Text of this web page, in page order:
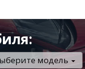
модель